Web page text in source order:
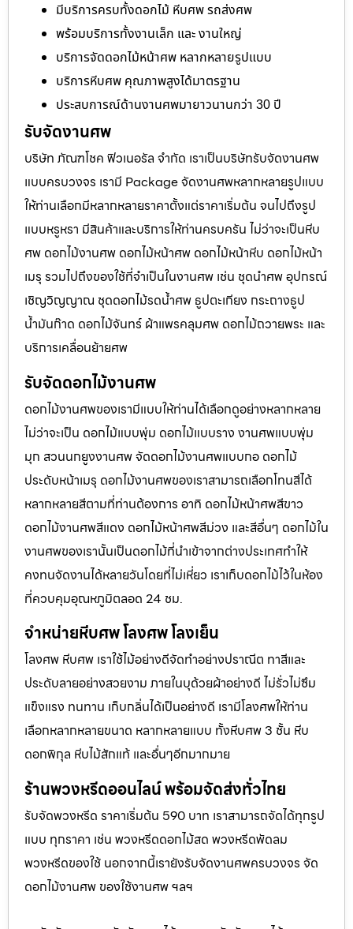
มีบริการครบทั้งดอกไม้ หีบศพ รถส่งศพ
พร้อมบริการทั้งงานเล็ก และ งานใหญ่
บริการจัดดอกไม้หน้าศพ หลากหลายรูปแบบ
บริการหีบศพ คุณภาพสูงได้มาตรฐาน
ประสบการณ์ด้านงานศพมายาวนานกว่า 30 ปี
รับจัดงานศพ
บริษัท ภัณฑโชค ฟิวเนอรัล จำกัด เราเป็นบริษัทรับจัดงานศพ
แบบครบวงจร เรามี Package จัดงานศพหลากหลายรูปแบบ
ให้ท่านเลือกมีหลากหลายราคาตั้งแต่ราคาเริ่มต้น จนไปถึงรูป
แบบหรูหรา มีสินค้าและบริการให้ท่านครบครัน ไม่ว่าจะเป็นหีบ
ศพ ดอกไม้งานศพ ดอกไม้หน้าศพ ดอกไม้หน้าหีบ ดอกไม้หน้า
เมรุ รวมไปถึงของใช้ที่จำเป็นในงานศพ เช่น ชุดนำศพ อุปกรณ์
เชิญวิญญาณ ชุดดอกไม้รดน้ำศพ ธูปตะเกียง กระถางธูป
น้ำมันก๊าด ดอกไม้จันทร์ ผ้าแพรคลุมศพ ดอกไม้ถวายพระ และ
บริการเคลื่อนย้ายศพ
รับจัดดอกไม้งานศพ
ดอกไม้งานศพของเรามีแบบให้ท่านได้เลือกดูอย่างหลากหลาย
ไม่ว่าจะเป็น ดอกไม้แบบพุ่ม ดอกไม้แบบราง งานศพแบบพุ่ม
มุก สวนนกยูงงานศพ จัดดอกไม้งานศพแบบกอ ดอกไม้
ประดับหน้าเมรุ ดอกไม้งานศพของเราสามารถเลือกโทนสีได้
หลากหลายสีตามที่ท่านต้องการ อาทิ ดอกไม้หน้าศพสีขาว
ดอกไม้งานศพสีแดง ดอกไม้หน้าศพสีม่วง และสีอื่นๆ ดอกไม้ใน
งานศพของเรานั้นเป็นดอกไม้ที่นำเข้าจากต่างประเทศทำให้
คงทนจัดงานได้หลายวันโดยที่ไม่เหี่ยว เราเก็บดอกไม้ไว้ในห้อง
ที่ควบคุมอุณหภูมิตลอด 24 ชม.
จำหน่ายหีบศพ โลงศพ โลงเย็น
โลงศพ หีบศพ เราใช้ไม้อย่างดีจัดทำอย่างปราณีต ทาสีและ
ประดับลายอย่างสวยงาม ภายในบุด้วยผ้าอย่างดี ไม่รั่วไม่ซึม
แข็งแรง ทนทาน เก็บกลิ่นได้เป็นอย่างดี เรามีโลงศพให้ท่าน
เลือกหลากหลายขนาด หลากหลายแบบ ทั้งหีบศพ 3 ชั้น หีบ
ดอกพิกุล หีบไม้สักแท้ และอื่นๆอีกมากมาย
ร้านพวงหรีดออนไลน์ พร้อมจัดส่งทั่วไทย
รับจัดพวงหรีด ราคาเริ่มต้น 590 บาท เราสามารถจัดได้ทุกรูป
แบบ ทุกราคา เช่น พวงหรีดดอกไม้สด พวงหรีดพัดลม
พวงหรีดของใช้ นอกจากนี้เรายังรับจัดงานศพครบวงจร จัด
ดอกไม้งานศพ ของใช้งานศพ ฯลฯ